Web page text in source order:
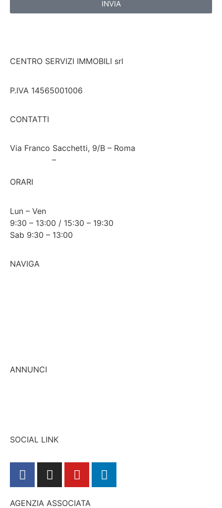
INVIA
CENTRO SERVIZI IMMOBILI srl
P.IVA 14565001006
CONTATTI
Via Franco Sacchetti, 9/B – Roma
–
ORARI
Lun – Ven
9:30 – 13:00 / 15:30 – 19:30
Sab 9:30 – 13:00
NAVIGA
ANNUNCI
SOCIAL LINK
AGENZIA ASSOCIATA